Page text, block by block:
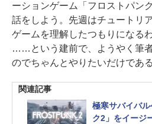
ーションゲーム「フロストパン
話をしよう。先週はチュートリ
ゲームを理解したつもりになる
……という建前で、ようやく筆
のでちゃんとやりたいだけである
関連記事
極寒サバイバ
ク2」をイージ